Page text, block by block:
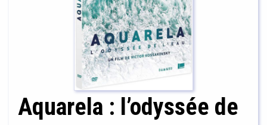
Aquarela : l’odyssée de